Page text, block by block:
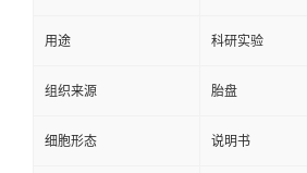
用途 科研实验
组织来源 胎盘
细胞形态 说明书